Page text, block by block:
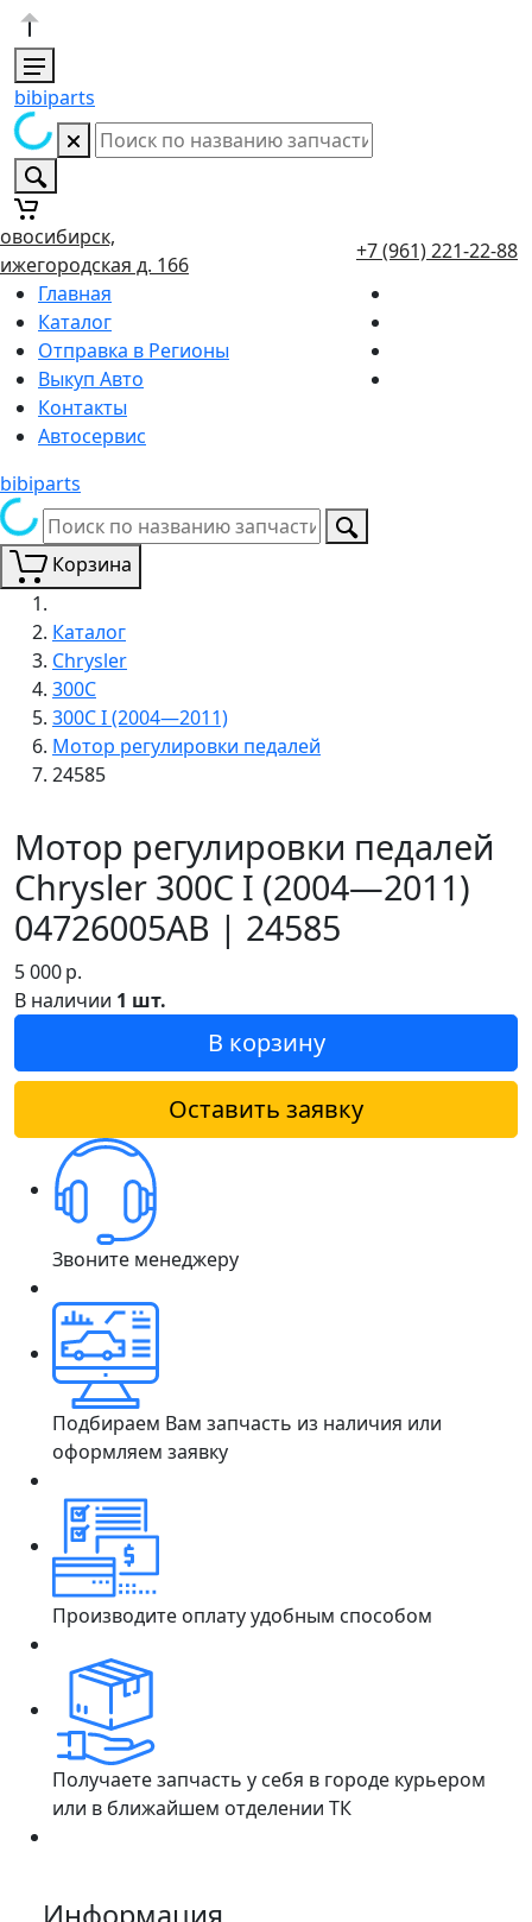
bibiparts
д. 166
+7 (961) 221-22-88
Главная
Каталог
Отправка в Регионы
Выкуп Авто
Контакты
Автосервис
bibiparts
Корзина
Каталог
Chrysler
300C
300C I (2004—2011)
Мотор регулировки педалей
24585
Мотор регулировки педалей
Chrysler 300C I (2004—2011)
04726005AB | 24585
5 000р.
В наличии 1 шт.
В корзину
Оставить заявку
Звоните менеджеру
Подбираем Вам запчасть из наличия или
оформляем заявку
Производите оплату удобным способом
Получаете запчасть у себя в городе курьером
или в ближайшем отделении ТК